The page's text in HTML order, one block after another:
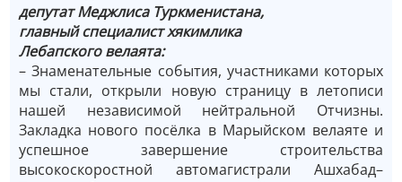
депутат Меджлиса Туркменистана,
главный специалист хякимлика
Лебапского велаята:
– Знаменательные события, участниками которых
мы стали, открыли новую страницу в летописи
нашей независимой нейтральной Отчизны.
Закладка нового посёлка в Марыйском велаяте и
успешное завершение строительства
высокоскоростной автомагистрали Ашхабад–